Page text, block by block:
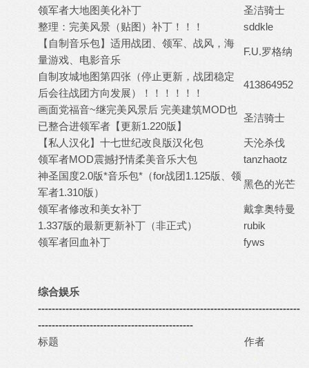
领军者大地图美化补丁
圣洁骑士
整理：完美风景（贴图）补丁！！！
sddkle
【自制音乐包】适用战团、领军、战风，海
量游戏、电影音乐
F.U.罗格纳
自制攻城地图第四张（停止更新，战团稳定
后会往战团方向发展）！！！！！！
413864952
画面党福音~继完美风景后 完美建筑MOD也
已整合进领军者【更新1.220版】
圣洁骑士
【私人汉化】十七世纪改良版汉化包
天沦杀伐
领军者MOD震撼抒情柔美音乐大包
tanzhaotz
神圣国度2.0版*音乐包*（for战团1.125版、领
军者1.310版）
黑色的光芒
领军者修改和美女补丁
戴拿奥特曼
1.337版的最新更新补丁（非正式）
rubik
领军者回血补丁
fyws
综合娱乐
----------------------------------------------------------------------------
---------------------------------------------
标题
-
作者
-